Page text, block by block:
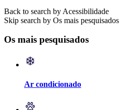
Back to search by Acessibilidade
Skip search by Os mais pesquisados
Os mais pesquisados
Ar condicionado